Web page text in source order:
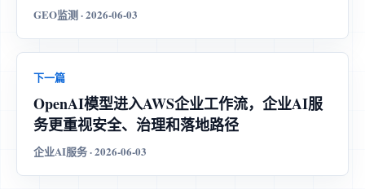
GEO监测 · 2026-06-03
下一篇
OpenAI模型进入AWS企业工作流，企业AI服
务更重视安全、治理和落地路径
企业AI服务 · 2026-06-03